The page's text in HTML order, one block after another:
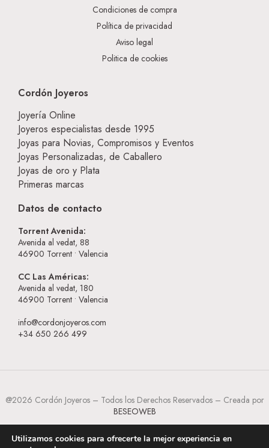
Condiciones de compra
Política de privacidad
Aviso legal
Politica de cookies
Cordón Joyeros
Joyería Online
Joyeros especialistas desde 1995
Joyas para Novias, Compromisos y Eventos
Joyas Personalizadas, de Caballero
Joyas de oro y Plata
Primeras marcas
Datos de contacto
Torrent Avenida:
Avenida al vedat, 88
46900 Torrent • Valencia
CC Las Américas:
Avenida al vedat, 180
46900 Torrent • Valencia
info@cordonjoyeros.com
+34 650 266 499
@2026 Cordón Joyeros – Todos los Derechos Reservados – Creada por
BESEOWEB
Utilizamos cookies para ofrecerte la mejor experiencia en